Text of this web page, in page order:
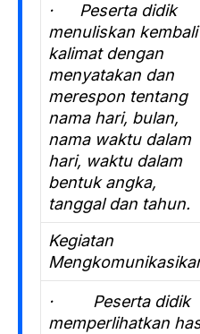
· Peserta didik
menuliskan kembali
kalimat dengan
menyatakan dan
merespon tentang
nama hari, bulan,
nama waktu dalam
hari, waktu dalam
bentuk angka,
tanggal dan tahun.
Kegiatan
· Peserta didik
memperlihatkan